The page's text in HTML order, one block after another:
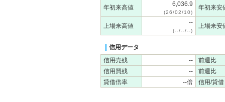
年初来高値 6,036.9
(26/02/10)
年初来安
上場来高値 --
(--/--/--)
上場来安
信用データ
信用売残
--
前週比
信用買残
--
前週比
貸借倍率
--倍 信用/貸借